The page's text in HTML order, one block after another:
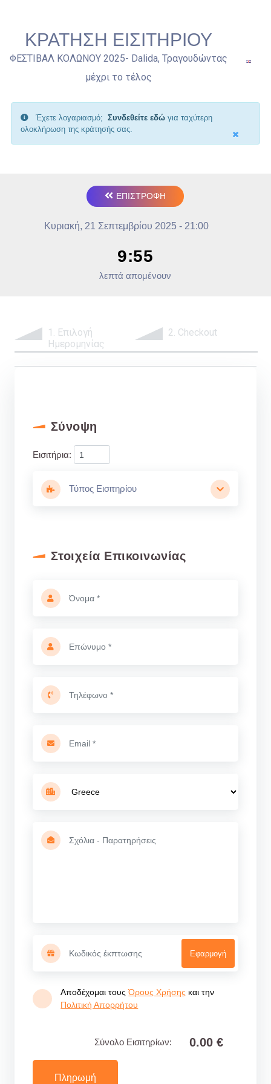
ΚΡΑΤΗΣΗ ΕΙΣΙΤΗΡΙΟΥ
ΦΕΣΤΙΒΑΛ ΚΟΛΩΝΟΥ 2025- Dalida, Τραγουδώντας
μέχρι το τέλος
Έχετε λογαριασμό; Συνδεθείτε εδώ για ταχύτερη
ολοκλήρωση της κράτησής σας.
ΕΠΙΣΤΡΟΦΗ
Κυριακή, 21 Σεπτεμβρίου 2025 - 21:00
9:54
λεπτά απομένουν
1. Επιλογή
Ημερομηνίας
2. Checkout
Σύνοψη
Εισιτήρια:
Τύπος Εισιτηρίου
Στοιχεία Επικοινωνίας
Εφαρμογή
Αποδέχομαι τουςΌρους Χρήσης και την
Πολιτική Απορρήτου
Σύνολο Εισιτηρίων: 0.00 €
Πληρωμή